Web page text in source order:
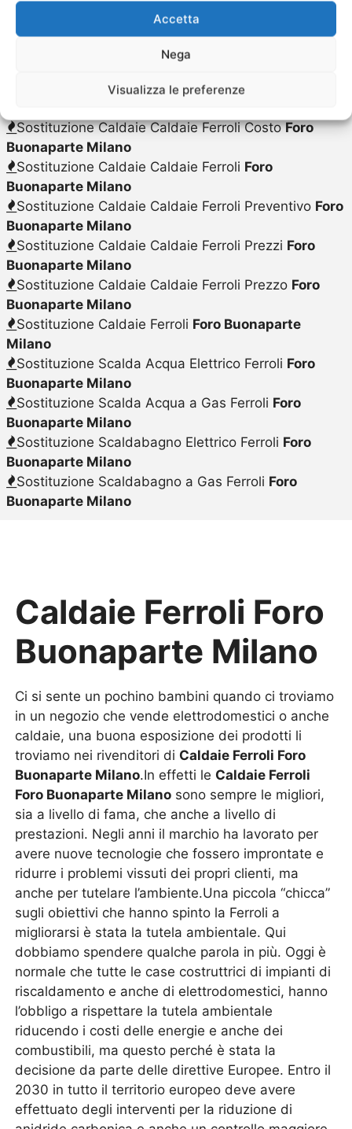
Accetta
Nega
Visualizza le preferenze
Scaldabagno a Gas Ferroli Sostituzione
Buonaparte Milano
Scaldabagno a Gas Ferroli Vendita
Sostituzione Caldaie Caldaie FerroliForo
Sostituzione Caldaie Caldaie Ferroli CostoForo
Buonaparte Milano
Sostituzione Caldaie Caldaie Ferroli Foro
Buonaparte Milano
Sostituzione Caldaie Caldaie Ferroli Preventivo Foro
Buonaparte Milano
Sostituzione Caldaie Caldaie Ferroli Prezzi Foro
Buonaparte Milano
Sostituzione Caldaie Caldaie Ferroli Prezzo Foro
Buonaparte Milano
Sostituzione Caldaie Ferroli Foro Buonaparte
Milano
Sostituzione Scalda Acqua Elettrico Ferroli Foro
Buonaparte Milano
Sostituzione Scalda Acqua a Gas Ferroli Foro
Buonaparte Milano
Sostituzione Scaldabagno Elettrico Ferroli Foro
Buonaparte Milano
Sostituzione Scaldabagno a Gas Ferroli Foro
Buonaparte Milano
Caldaie Ferroli Foro
Buonaparte Milano
Ci si sente un pochino bambini quando ci troviamo
in un negozio che vende elettrodomestici o anche
caldaie, una buona esposizione dei prodotti li
troviamo nei rivenditori di Caldaie Ferroli Foro
Buonaparte Milano.In effetti le Caldaie Ferroli
Foro Buonaparte Milano sono sempre le migliori,
sia a livello di fama, che anche a livello di
prestazioni. Negli anni il marchio ha lavorato per
avere nuove tecnologie che fossero improntate e
ridurre i problemi vissuti dei propri clienti, ma
anche per tutelare l’ambiente.Una piccola “chicca”
sugli obiettivi che hanno spinto la Ferroli a
migliorarsi è stata la tutela ambientale. Qui
dobbiamo spendere qualche parola in più. Oggi è
normale che tutte le case costruttrici di impianti di
riscaldamento e anche di elettrodomestici, hanno
l’obbligo a rispettare la tutela ambientale
riducendo i costi delle energie e anche dei
combustibili, ma questo perché è stata la
decisione da parte delle direttive Europee. Entro il
2030 in tutto il territorio europeo deve avere
effettuato degli interventi per la riduzione di